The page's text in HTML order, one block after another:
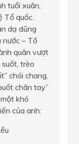
tuổi xuân,
Tổ quốc.
dạ dũng
nước – Tố
quân vượt
suốt, trèo
chói chang,
chân tay”
khó
của anh: